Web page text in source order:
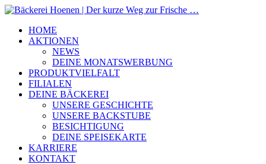
HOME
AKTIONEN
NEWS
DEINE MONATSWERBUNG
PRODUKTVIELFALT
FILIALEN
DEINE BÄCKEREI
UNSERE GESCHICHTE
UNSERE BACKSTUBE
BESICHTIGUNG
DEINE SPEISEKARTE
KARRIERE
KONTAKT